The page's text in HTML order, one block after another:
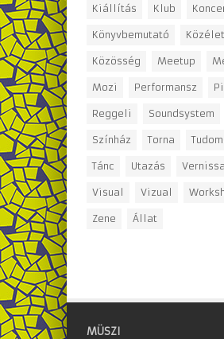
Kiállítás Klub
Könyvbemutató Közélet
Közösség Meetup
Mozi Performansz
Reggeli Soundsystem
Színház Torna
Tánc Utazás
Visual Vizual
Zene Állat
MÜSZI